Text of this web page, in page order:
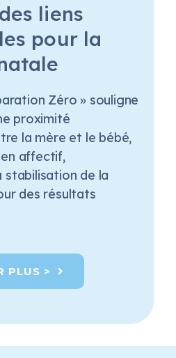
liens
pour la
Zéro » souligne
proximité
la mère et le bébé,
affectif,
stabilisation de la
des résultats
PLUS >